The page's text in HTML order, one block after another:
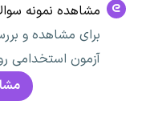
مشاهده نمونه
برای مشاهده و
آزمون استخدامی